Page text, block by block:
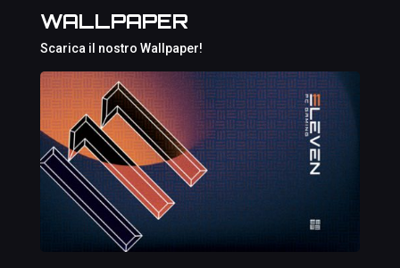
WALLPAPER
Scarica il nostro Wallpaper!